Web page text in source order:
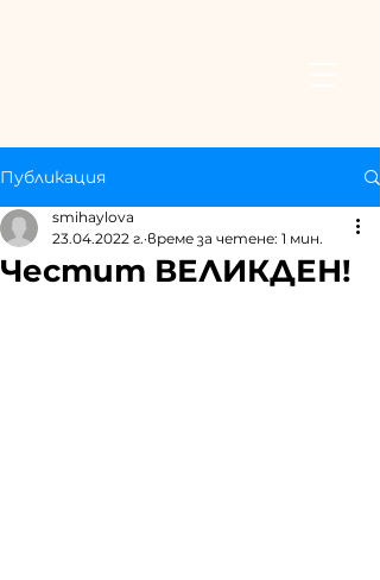
Публикация
Честит ВЕЛИКДЕН!
smihaylova
23.04.2022 г. време за четене: 1 мин.